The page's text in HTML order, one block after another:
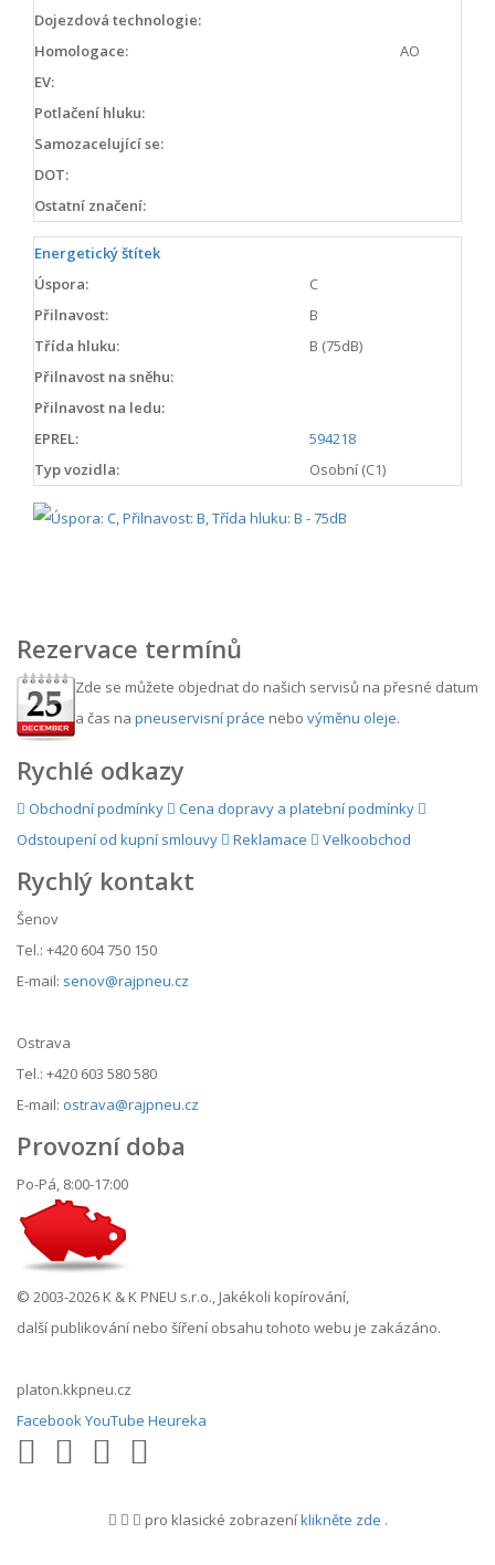
Dojezdová technologie:
Homologace:
AO
EV:
Potlačení hluku:
Samozacelující se:
DOT:
Ostatní značení:
Energetický štítek
Úspora:
C
Přilnavost:
B
Třída hluku:
B (75dB)
Přilnavost na sněhu:
Přilnavost na ledu:
EPREL:
594218
Typ vozidla:
Osobní (C1)
Rezervace termínů
Zde se můžete objednat do našich servisů na přesné datum
a čas na pneuservisní práce nebo výměnu oleje.
Rychlé odkazy
Obchodní podmínky
Cena dopravy a platební podmínky
Odstoupení od kupní smlouvy
Reklamace Velkoobchod
Rychlý kontakt
Šenov
Tel.: +420 604 750 150
E-mail: senov@rajpneu.cz
Ostrava
Tel.: +420 603 580 580
E-mail: ostrava@rajpneu.cz
Provozní doba
Po-Pá, 8:00-17:00
© 2003-2026 K & K PNEU s.r.o., Jakékoli kopírování,
další publikování nebo šíření obsahu tohoto webu je zakázáno.
platon.kkpneu.cz
FacebookYouTube Heureka
pro klasické zobrazeníklikněte zde .